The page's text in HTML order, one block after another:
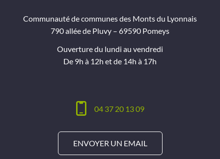
Communauté de communes des Monts du Lyonnais
790 allée de Pluvy – 69590 Pomeys
Ouverture du lundi au vendredi
De 9h à 12h et de 14h à 17h
04 37 20 13 09
ENVOYER UN EMAIL